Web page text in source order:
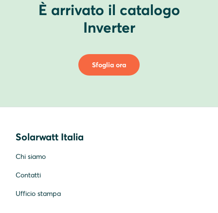
È arrivato il catalogo
Inverter
Sfoglia ora
Solarwatt Italia
Chi siamo
Contatti
Ufficio stampa